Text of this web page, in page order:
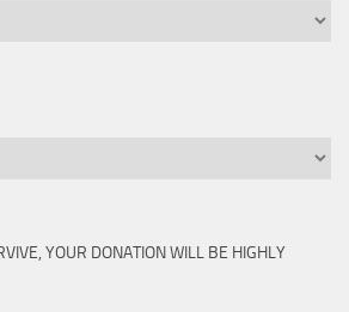
YOUR DONATION WILL BE HIGHLY